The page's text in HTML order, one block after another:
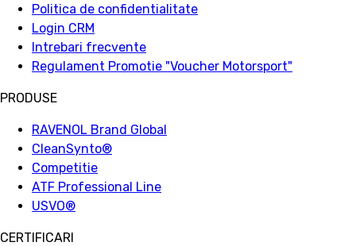
Politica de confidentialitate
Login CRM
Intrebari frecvente
Regulament Promotie "Voucher Motorsport"
PRODUSE
RAVENOL Brand Global
CleanSynto®
Competitie
ATF Professional Line
USVO®
CERTIFICARI